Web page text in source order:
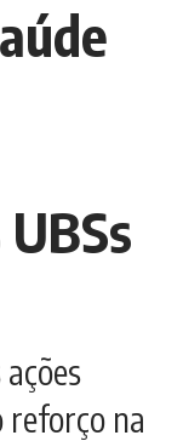
reforço na